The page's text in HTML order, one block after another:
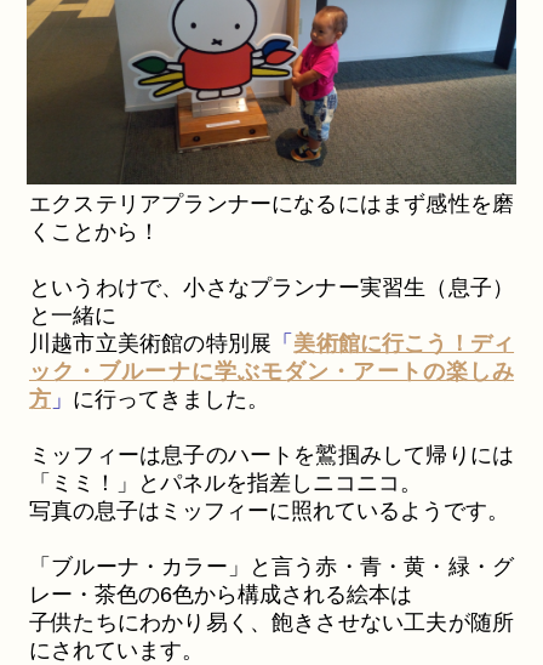
エクステリアプランナーになるにはまず感性を磨
くことから！
というわけで、小さなプランナー実習生（息子）
と一緒に
川越市立美術館の特別展 「 美術館に行こう！ディ
ック・ブルーナに学ぶモダン・アートの楽しみ
方」 に行ってきました。
ミッフィーは息子のハートを鷲掴みして帰りには
「ミミ！」とパネルを指差しニコニコ。
写真の息子はミッフィーに照れているようです。
「ブルーナ・カラー」と言う赤・青・黄・緑・グ
レー・茶色の6色から構成される絵本は
子供たちにわかり易く、飽きさせない工夫が随所
にされています。